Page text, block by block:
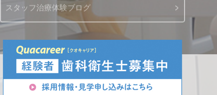
スタッフ治療体験ブログ